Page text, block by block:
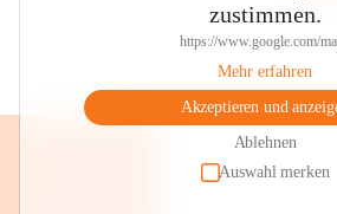
zustimmen.
https://www.google.com/
Mehr erfahren
Akzeptieren und
Ablehnen
Auswahl merken